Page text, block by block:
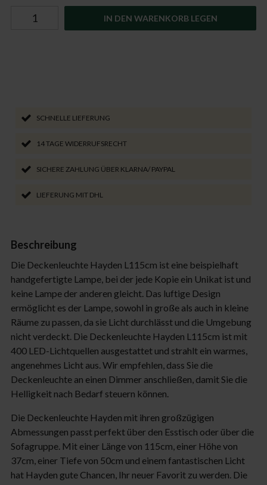
IN DEN WARENKORB LEGEN
SCHNELLE LIEFERUNG
14 TAGE WIDERRUFSRECHT
SICHERE ZAHLUNG ÜBER KLARNA/ PAYPAL
LIEFERUNG MIT DHL
Beschreibung
Die Deckenleuchte Hayden L115cm ist eine beispielhaft
handgefertigte Lampe, bei der jede Kopie ein Unikat ist und
keine Lampe der anderen gleicht. Das luftige Design
ermöglicht es der Lampe, sowohl in große als auch in kleine
Räume zu passen, da sie Licht durchlässt und die Umgebung
nicht verdeckt. Die Deckenleuchte Hayden L115cm ist mit
400 LED-Lichtquellen ausgestattet und strahlt ein warmes,
angenehmes Licht aus. Wir empfehlen, dass Sie die
Deckenleuchte an einen Dimmer anschließen, damit Sie die
Helligkeit nach Bedarf steuern können.
Die Deckenleuchte Hayden mit ihren großzügigen
Abmessungen passt perfekt über den Esstisch oder über die
Sofagruppe. Mit einer Länge von 115cm, einer Höhe von
37cm, einer Tiefe von 50cm und einem fantastischen Licht
hat Hayden gute Chancen, Ihr neuer Favorit zu werden. Die